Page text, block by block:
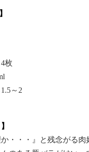
】
枚
～2
か・・・』と残念がる